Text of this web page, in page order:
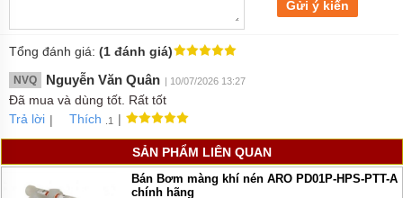
Gửi ý kiến
Tổng đánh giá: (1 đánh giá)
NVQ Nguyễn Văn Quân | 10/07/2026 13:27
Đã mua và dùng tốt. Rất tốt
Trả lời | Thích .1 |
SẢN PHẨM LIÊN QUAN
Bán Bơm màng khí nén ARO PD01P-HPS-PTT-A
chính hãng